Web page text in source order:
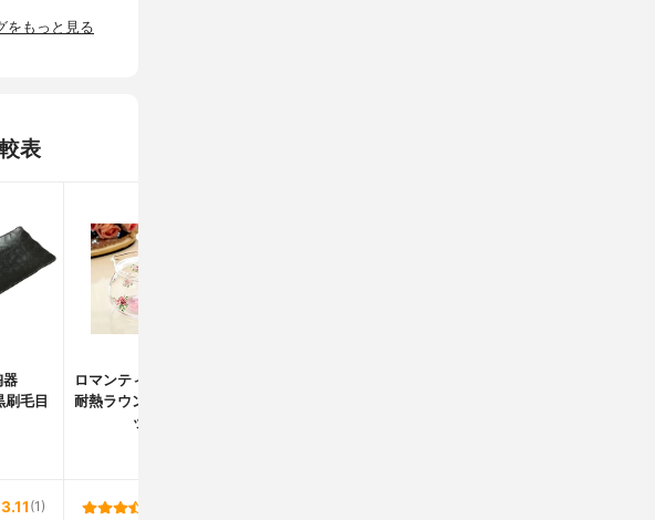
をもっと見る
表
器
刷毛目
ロマンティックローズ
耐熱ラウンドティーポ
ット
3.11 (1)